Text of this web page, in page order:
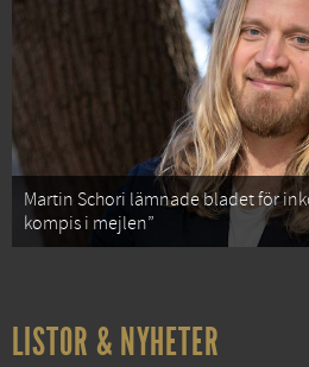
Martin Schori lämnade bladet för
kompis i mejlen”
LISTOR & NYHETER